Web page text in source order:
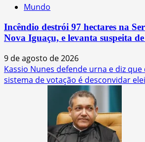
Mundo
Incêndio destrói 97 hectares na
Nova Iguaçu, e levanta suspeita
9 de agosto de 2026
Kassio Nunes defende urna e diz
sistema de votação é desconvidar